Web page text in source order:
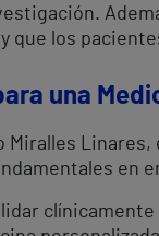
que los
una
Miralles
en